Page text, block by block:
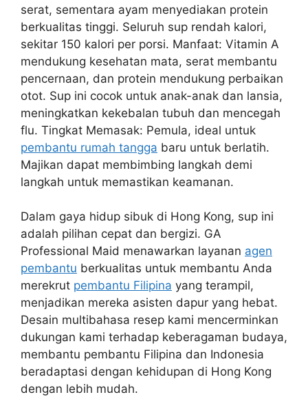
serat, sementara ayam menyediakan protein
berkualitas tinggi. Seluruh sup rendah kalori,
sekitar 150 kalori per porsi. Manfaat: Vitamin A
mendukung kesehatan mata, serat membantu
pencernaan, dan protein mendukung perbaikan
otot. Sup ini cocok untuk anak-anak dan lansia,
meningkatkan kekebalan tubuh dan mencegah
flu. Tingkat Memasak: Pemula, ideal untuk
pembantu rumah tangga baru untuk berlatih.
Majikan dapat membimbing langkah demi
langkah untuk memastikan keamanan.
Dalam gaya hidup sibuk di Hong Kong, sup ini
adalah pilihan cepat dan bergizi. GA
Professional Maid menawarkan layanan agen
pembantu berkualitas untuk membantu Anda
merekrut pembantu Filipina yang terampil,
menjadikan mereka asisten dapur yang hebat.
Desain multibahasa resep kami mencerminkan
dukungan kami terhadap keberagaman budaya,
membantu pembantu Filipina dan Indonesia
beradaptasi dengan kehidupan di Hong Kong
dengan lebih mudah.